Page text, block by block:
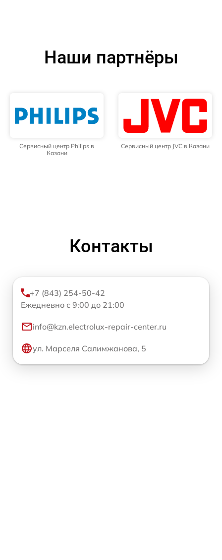
Наши партнёры
Сервисный центр Philips в
Казани
Сервисный центр JVC в Казани
Контакты
+7 (843) 254-50-42
Ежедневно с 9:00 до 21:00
info@kzn.electrolux-repair-center.ru
ул. Марселя Салимжанова, 5